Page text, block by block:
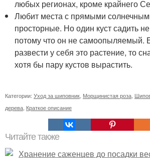
любых регионах, кроме крайнего
Любит места с прямыми
просторные. Но один куст садить
потому что он не самоопыляемый.
развести у себя это растение, то
хотя бы пару кустов вырастить.
Категории: Уход за шиповник Морщинистая роза
дерева Краткое описание
Читайте также